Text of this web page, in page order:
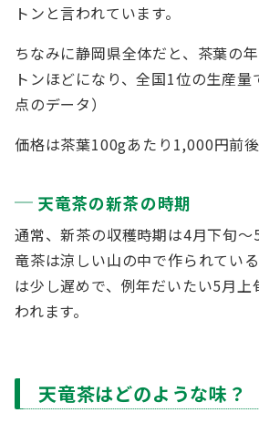
トンと言われています。
ちなみに静岡県全体だと、茶葉の
トンほどになり、全国1位の生産
点のデータ）
価格は茶葉100gあたり1,000円前後
天竜茶の新茶の時期
通常、新茶の収穫時期は4月下旬
竜茶は涼しい山の中で作られてい
は少し遅めで、例年だいたい5月
われます。
天竜茶はどのような味？